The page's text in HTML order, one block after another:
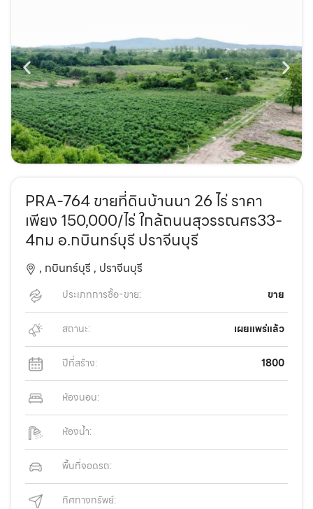
PRA-764 ขายที่ดินบ้านนา 26 ไร่ ราคา
เพียง 150,000/ไร่ ใกล้ถนนสุวรรณศร33-
4กม อ.กบินทร์บุรี ปราจีนบุรี
, กบินทร์บุรี , ปราจีนบุรี
ประเภทการซื้อ-ขาย: ขาย
สถานะ: เผยแพร่แล้ว
ปีที่สร้าง: 1800
ห้องนอน:
ห้องน้ำ:
พื้นที่จอดรถ:
ทิศทางทรัพย์: